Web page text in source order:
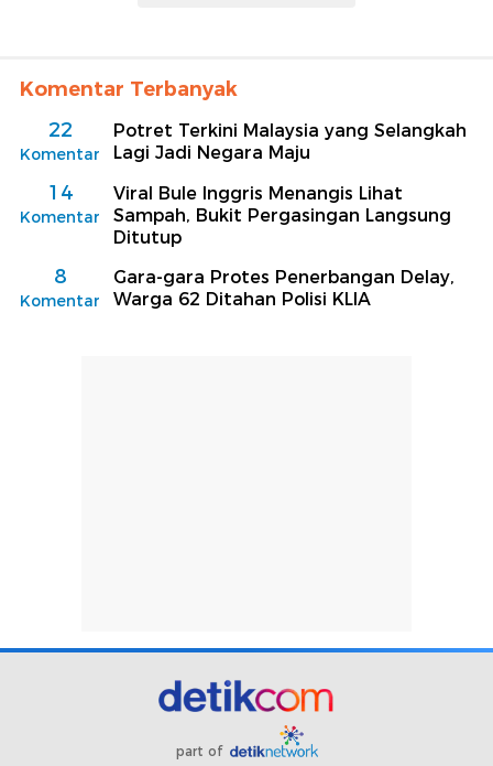
Komentar Terbanyak
22
Komentar
Potret Terkini Malaysia yang Selangkah
Lagi Jadi Negara Maju
14
Komentar
Viral Bule Inggris Menangis Lihat
Sampah, Bukit Pergasingan Langsung
Ditutup
8
Komentar
Gara-gara Protes Penerbangan Delay,
Warga 62 Ditahan Polisi KLIA
part of